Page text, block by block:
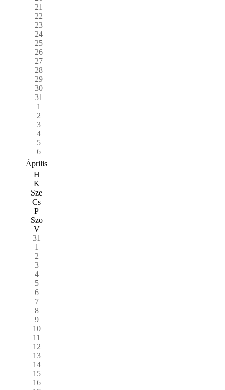
21
22
23
24
25
26
27
28
29
30
31
1
2
3
4
5
6
Április
H
K
Sze
Cs
P
Szo
V
31
1
2
3
4
5
6
7
8
9
10
11
12
13
14
15
16